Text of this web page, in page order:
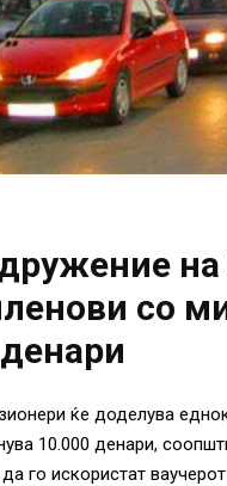
на
со
ќе доделува
10.000 денари,
го искористат